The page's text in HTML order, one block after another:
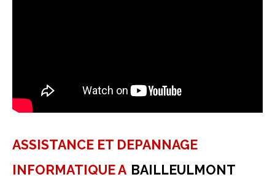
ASSISTANCE ET DEPANNAGE
INFORMATIQUE A BAILLEULMONT